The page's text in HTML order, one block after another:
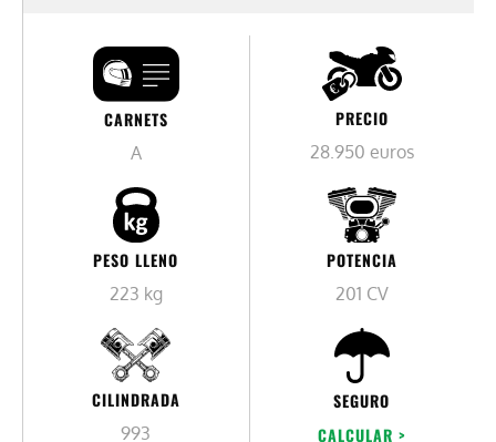
CARNETS
A
PRECIO
28.950 euros
PESO LLENO
223 kg
POTENCIA
201 CV
CILINDRADA
993
SEGURO
CALCULAR >